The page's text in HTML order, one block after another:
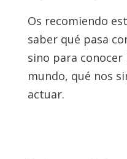
Os recomiendo
saber qué pasa
sino para conocer
mundo, qué nos
actuar.